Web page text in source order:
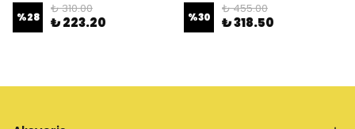
%28
₺ 310.00
₺ 223.20 %30
₺ 455.00
₺ 318.50